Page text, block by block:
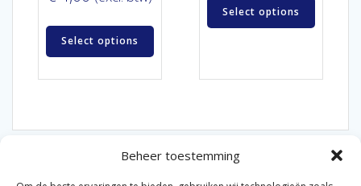
Beheer toestemming
Select options
Select options